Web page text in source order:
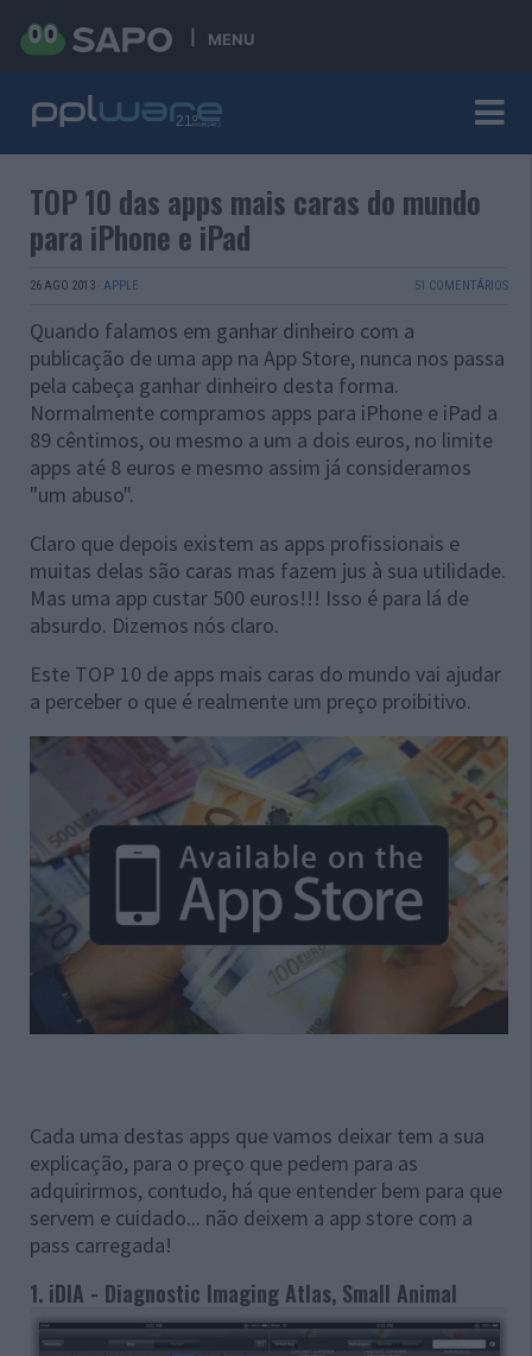
MENU
TOP 10 das apps mais caras do mundo
para iPhone e iPad
26 AGO 2013 · APPLE 51 COMENTÁRIOS
Quando falamos em ganhar dinheiro com a
publicação de uma app na App Store, nunca nos passa
pela cabeça ganhar dinheiro desta forma.
Normalmente compramos apps para iPhone e iPad a
89 cêntimos, ou mesmo a um a dois euros, no limite
apps até 8 euros e mesmo assim já consideramos
"um abuso".
Claro que depois existem as apps profissionais e
muitas delas são caras mas fazem jus à sua utilidade.
Mas uma app custar 500 euros!!! Isso é para lá de
absurdo. Dizemos nós claro.
Este TOP 10 de apps mais caras do mundo vai ajudar
a perceber o que é realmente um preço proibitivo.
Cada uma destas apps que vamos deixar tem a sua
explicação, para o preço que pedem para as
adquirirmos, contudo, há que entender bem para que
servem e cuidado... não deixem a app store com a
pass carregada!
1. iDIA - Diagnostic Imaging Atlas, Small Animal